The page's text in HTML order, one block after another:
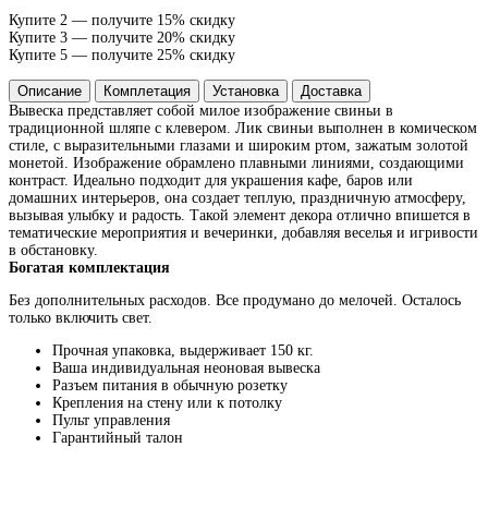
Купите 2 — получите 15% скидку
Купите 3 — получите 20% скидку
Купите 5 — получите 25% скидку
Описание Комплетация Установка
Доставка
Вывеска представляет собой милое изображение свиньи в
традиционной шляпе с клевером. Лик свиньи выполнен в комическом
стиле, с выразительными глазами и широким ртом, зажатым золотой
монетой. Изображение обрамлено плавными линиями, создающими
контраст. Идеально подходит для украшения кафе, баров или
домашних интерьеров, она создает теплую, праздничную атмосферу,
вызывая улыбку и радость. Такой элемент декора отлично впишется в
тематические мероприятия и вечеринки, добавляя веселья и игривости
в обстановку.
Богатая комплектация
Без дополнительных расходов. Все продумано до мелочей. Осталось
только включить свет.
Прочная упаковка, выдерживает 150 кг.
Ваша индивидуальная неоновая вывеска
Разъем питания в обычную розетку
Крепления на стену или к потолку
Пульт управления
Гарантийный талон